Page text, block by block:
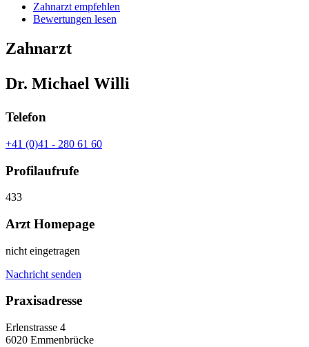
Zahnarzt empfehlen
Bewertungen lesen
Zahnarzt
Dr. Michael Willi
Telefon
+41 (0)41 - 280 61 60
Profilaufrufe
433
Arzt Homepage
nicht eingetragen
Nachricht senden
Praxisadresse
Erlenstrasse 4
6020 Emmenbrücke